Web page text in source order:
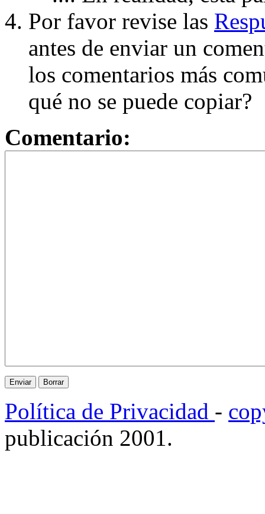
Por favor revise las
antes de enviar un
los comentarios más
qué no se puede copiar?
Comentario:
Política de Privacidad -
publicación 2001.